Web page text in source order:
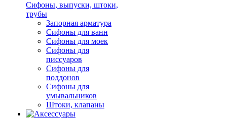
Сифоны, выпуски, штоки,
трубы
Запорная арматура
Сифоны для ванн
Сифоны для моек
Сифоны для
писсуаров
Сифоны для
поддонов
Сифоны для
умывальников
Штоки, клапаны